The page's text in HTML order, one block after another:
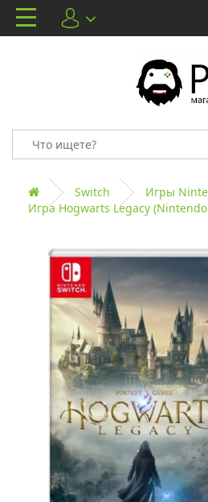
Switch
Игры
Игра Hogwarts Legacy